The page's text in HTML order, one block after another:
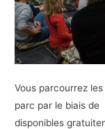
Vous parcourrez
parc par le biais de
disponibles